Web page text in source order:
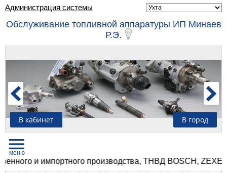
Администрация системы
Обслуживание топливной аппаратуры ИП Минаев
Р.Э.
В кабинет В город
и импортного производства, ТНВД BOSCH, ZEXEL,